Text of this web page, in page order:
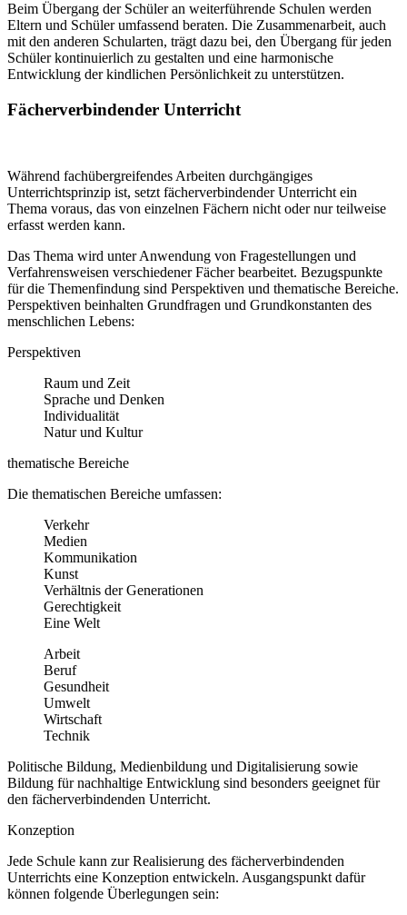
Beim Übergang der Schüler an weiterführende Schulen werden
Eltern und Schüler umfassend beraten. Die Zusammenarbeit, auch
mit den anderen Schularten, trägt dazu bei, den Übergang für jeden
Schüler kontinuierlich zu gestalten und eine harmonische
Entwicklung der kindlichen Persönlichkeit zu unterstützen.
Fächerverbindender Unterricht
Während fachübergreifendes Arbeiten durchgängiges
Unterrichtsprinzip ist, setzt fächerverbindender Unterricht ein
Thema voraus, das von einzelnen Fächern nicht oder nur teilweise
erfasst werden kann.
Das Thema wird unter Anwendung von Fragestellungen und
Verfahrensweisen verschiedener Fächer bearbeitet. Bezugspunkte
für die Themenfindung sind Perspektiven und thematische Bereiche.
Perspektiven beinhalten Grundfragen und Grundkonstanten des
menschlichen Lebens:
Perspektiven
Raum und Zeit
Sprache und Denken
Individualität
Natur und Kultur
thematische Bereiche
Die thematischen Bereiche umfassen:
Verkehr
Medien
Kommunikation
Kunst
Verhältnis der Generationen
Gerechtigkeit
Eine Welt
Arbeit
Beruf
Gesundheit
Umwelt
Wirtschaft
Technik
Politische Bildung, Medienbildung und Digitalisierung sowie
Bildung für nachhaltige Entwicklung sind besonders geeignet für
den fächerverbindenden Unterricht.
Konzeption
Jede Schule kann zur Realisierung des fächerverbindenden
Unterrichts eine Konzeption entwickeln. Ausgangspunkt dafür
können folgende Überlegungen sein: